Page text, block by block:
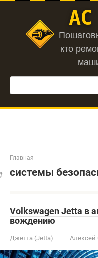
Перейти
АС
кто
Поиск:
Главная
системы
Volkswagen Jetta в
вождению
Джетта (Jetta) Алексей